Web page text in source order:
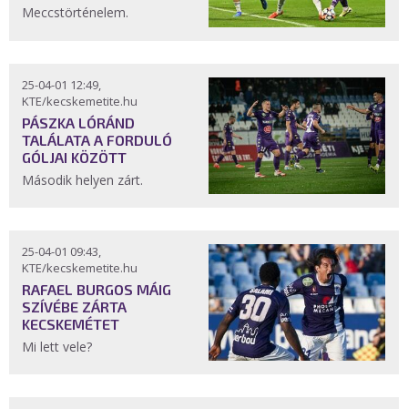
Meccstörténelem.
25-04-01 12:49,
KTE/kecskemetite.hu
PÁSZKA LÓRÁND
TALÁLATA A FORDULÓ
GÓLJAI KÖZÖTT
Második helyen zárt.
25-04-01 09:43,
KTE/kecskemetite.hu
RAFAEL BURGOS MÁIG
SZÍVÉBE ZÁRTA
KECSKEMÉTET
Mi lett vele?